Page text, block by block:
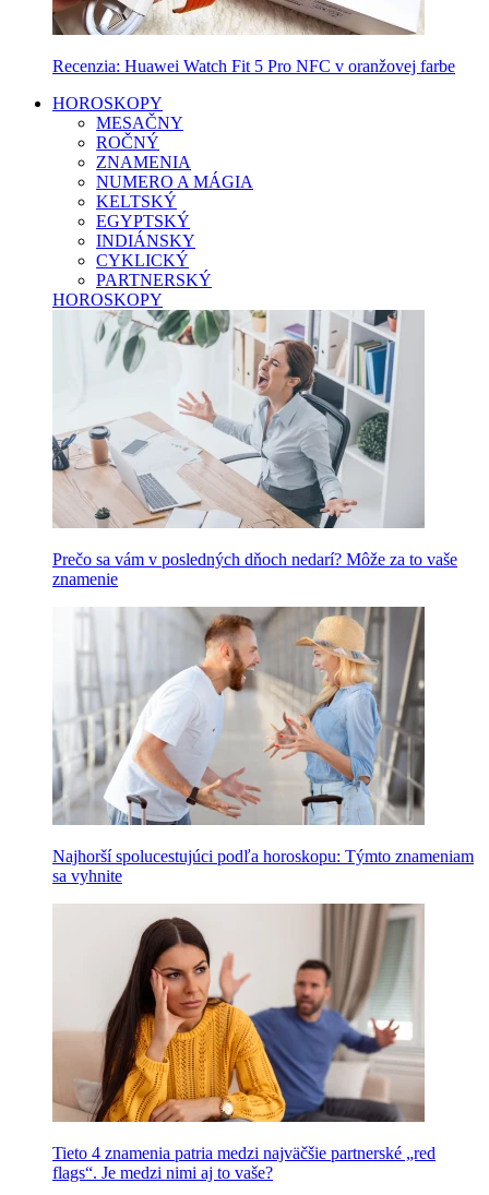
Recenzia: Huawei Watch Fit 5 Pro NFC v oranžovej farbe
HOROSKOPY
MESAČNY
ROČNÝ
ZNAMENIA
NUMERO A MÁGIA
KELTSKÝ
EGYPTSKÝ
INDIÁNSKY
CYKLICKÝ
PARTNERSKÝ
HOROSKOPY
Prečo sa vám v posledných dňoch nedarí? Môže za to vaše
znamenie
Najhorší spolucestujúci podľa horoskopu: Týmto znameniam
sa vyhnite
Tieto 4 znamenia patria medzi najväčšie partnerské „red
flags“. Je medzi nimi aj to vaše?